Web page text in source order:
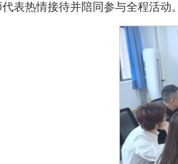
表热情接待并陪同参与全程活